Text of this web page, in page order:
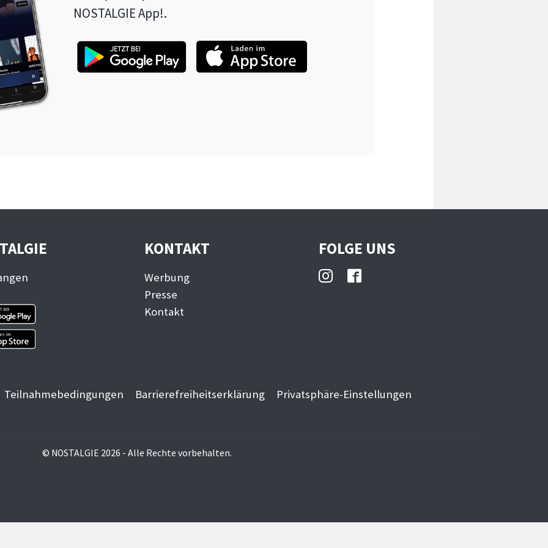
NOSTALGIE App!.
KONTAKT
Werbung
Presse
Kontakt
FOLGE UNS
Teilnahmebedingungen Barrierefreiheitserklärung Privatsphäre-Einstellungen
© NOSTALGIE 2026 - Alle Rechte vorbehalten.